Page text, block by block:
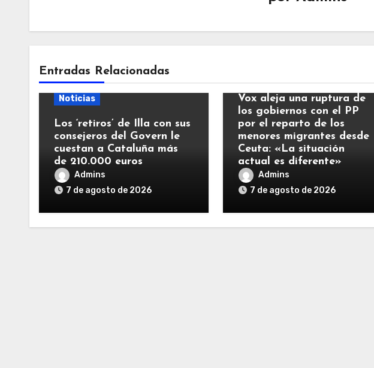
Entradas Relacionadas
Noticias
Los ‘retiros’ de Illa con sus
consejeros del Govern le
cuestan a Cataluña más
de 210.000 euros
Admins
7 de agosto de 2026
Vox aleja una ruptura de
los gobiernos con el PP
por el reparto de los
menores migrantes desde
Ceuta: «La situación
actual es diferente»
Admins
7 de agosto de 2026